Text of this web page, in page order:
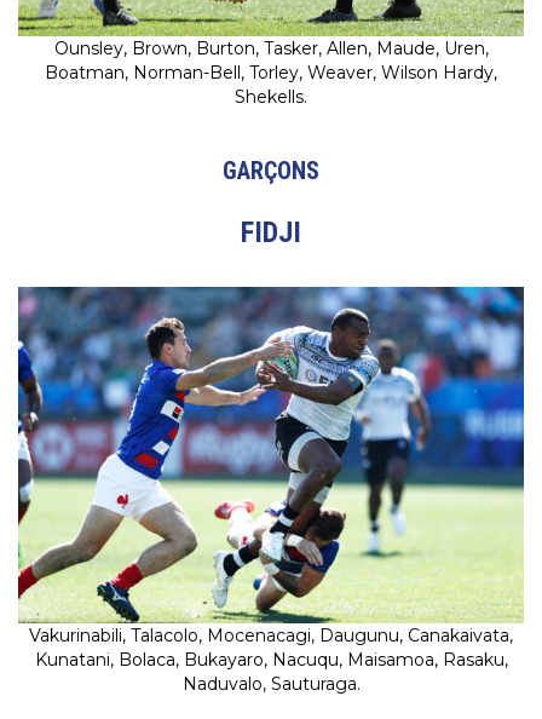
Ounsley, Brown, Burton, Tasker, Allen, Maude, Uren,
Boatman, Norman-Bell, Torley, Weaver, Wilson Hardy,
Shekells.
GARÇONS
FIDJI
Vakurinabili, Talacolo, Mocenacagi, Daugunu, Canakaivata,
Kunatani, Bolaca, Bukayaro, Nacuqu, Maisamoa, Rasaku,
Naduvalo, Sauturaga.